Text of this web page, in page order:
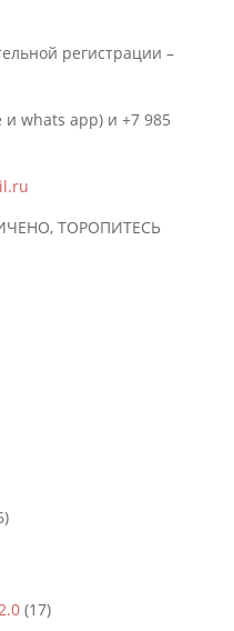
регистрации –
и whats app) и +7 985
ТОРОПИТЕСЬ
(17)